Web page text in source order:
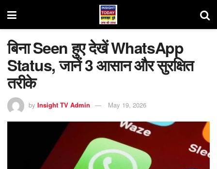
बिना Seen हुए देखें WhatsApp
Status, जानें 3 आसान और सुरक्षित
तरीके
by Insight TV Admin May 19, 2026